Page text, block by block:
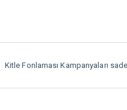
Kitle Fonlaması Kampanyaları